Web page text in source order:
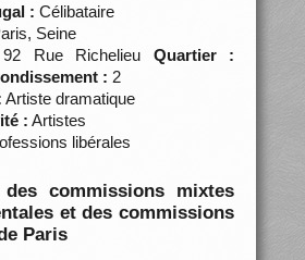
: Célibataire
Seine
92 Rue Richelieu Quartier :
: 2
Artiste dramatique
: Artistes
libérales
des commissions mixtes
et des commissions
Paris